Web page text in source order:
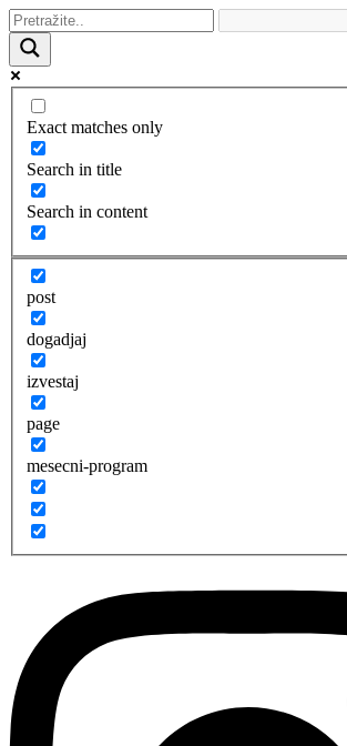
Exact matches only
Search in title
Search in content
post
dogadjaj
izvestaj
page
mesecni-program